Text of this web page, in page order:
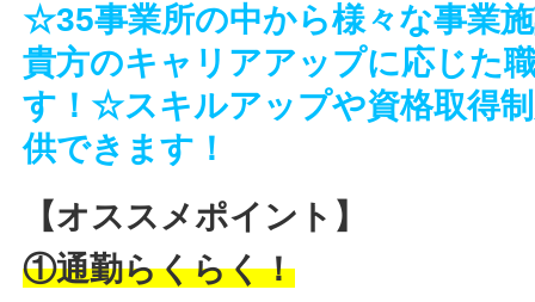
☆35事業所の中から様々な事業
貴方のキャリアアップに応じた
す！☆スキルアップや資格取得
供できます！
【オススメポイント】
①通勤らくらく！